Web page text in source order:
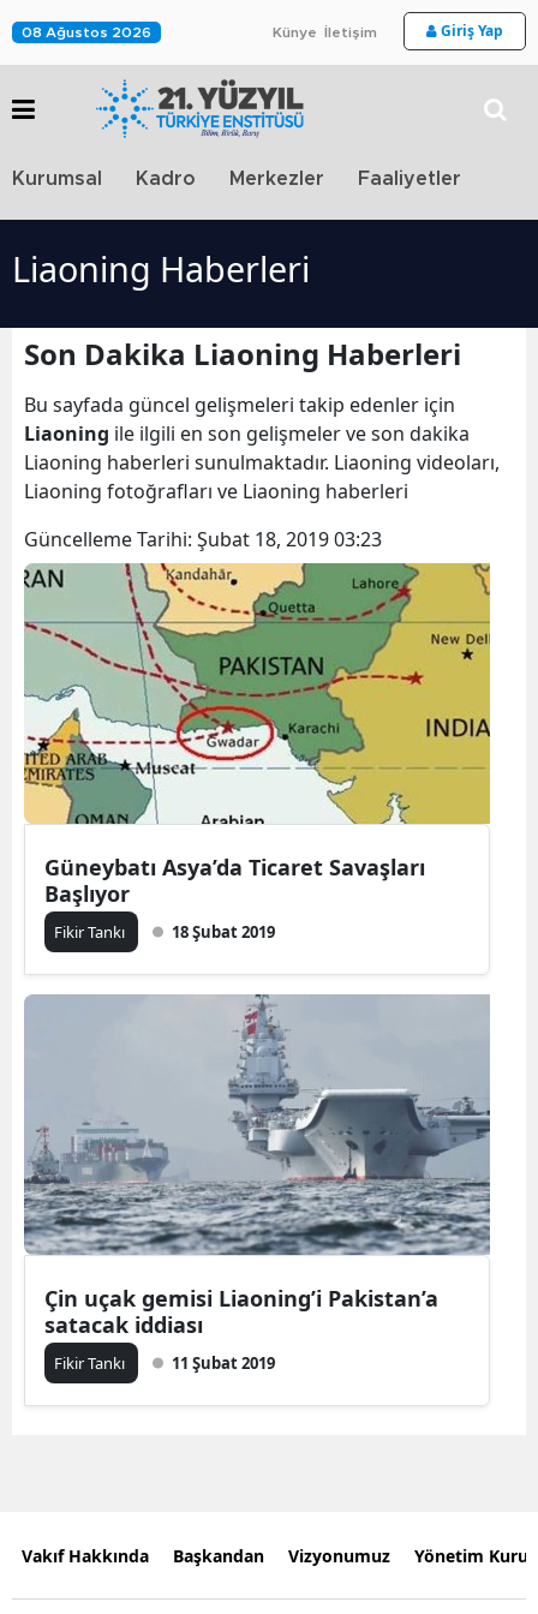
08 Ağustos 2026 Künye İletişim Giriş Yap
Kurumsal Kadro Merkezler Faaliyetler
Liaoning Haberleri
Son Dakika Liaoning Haberleri
Bu sayfada güncel gelişmeleri takip edenler için
Liaoning ile ilgili en son gelişmeler ve son dakika
Liaoning haberleri sunulmaktadır. Liaoning videoları,
Liaoning fotoğrafları ve Liaoning haberleri
Güncelleme Tarihi: Şubat 18, 2019 03:23
Güneybatı Asya’da Ticaret Savaşları
Başlıyor
Fikir Tankı 18 Şubat 2019
Çin uçak gemisi Liaoning’i Pakistan’a
satacak iddiası
Fikir Tankı 11 Şubat 2019
Vakıf Hakkında Başkandan Vizyonumuz Yönetim